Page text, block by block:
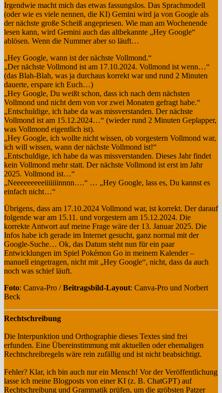
Irgendwie macht mich das etwas fassungslos. Das Sprachmodell
(oder wie es viele nennen, die KI) Gemini wird ja von Google als
der nächste große Scheiß angepriesen. Wie man am Wochenende
lesen kann, wird Gemini auch das altbekannte „Hey Google“
ablösen. Wenn die Nummer aber so läuft…
„Hey Google, wann ist der nächste Vollmond.“
„Der nächste Vollmond ist am 17.10.2024. Vollmond ist wenn…“
(das Blah-Blah, was ja durchaus korrekt war und rund 2 Minuten
dauerte, erspare ich Euch…)
„Hey Google, Du weißt schon, dass ich nach dem nächsten
Vollmond und nicht dem von vor zwei Monaten gefragt habe.“
„Entschuldige, ich habe da was missverstanden. Der nächste
Vollmond ist am 15.12.2024…“ (wieder rund 2 Minuten Geplapper,
was Vollmond eigentlich ist).
„Hey Google, ich wollte nicht wissen, ob vorgestern Vollmond war,
ich will wissen, wann der nächste Vollmond ist!“
„Entschuldige, ich habe da was missverstanden. Dieses Jahr findet
kein Vollmond mehr statt. Der nächste Vollmond ist erst im Jahr
2025. Vollmond ist…“
„Neeeeeeeeeiiiiiiinnnn….“ … „Hey Google, lass es, Du kannst es
einfach nicht…“
Übrigens, dass am 17.10.2024 Vollmond war, ist korrekt. Der darauf
folgende war am 15.11. und vorgestern am 15.12.2024. Die
korrekte Antwort auf meine Frage wäre der 13. Januar 2025. Die
Infos habe ich gerade im Internet gesucht, ganz normal mit der
Google-Suche… Ok, das Datum steht nun für ein paar
Entwicklungen im Spiel Pokémon Go in meinem Kalender –
manuell eingetragen, nicht mit „Hey Google“, nicht, dass da auch
noch was schief läuft.
Foto: Canva-Pro /Beitragsbild-Layout: Canva-Pro und Norbert
Beck
Rechtschreibung
Die Interpunktion und Orthographie dieses Textes sind frei
erfunden. Eine Übereinstimmung mit aktuellen oder ehemaligen
Rechtschreibregeln wäre rein zufällig und ist nicht beabsichtigt.
Fehler? Klar, ich bin auch nur ein Mensch! Vor der Veröffentlichung
lasse ich meine Blogposts von einer KI (z. B. ChatGPT) auf
Rechtschreibung und Grammatik prüfen, um die gröbsten Patzer